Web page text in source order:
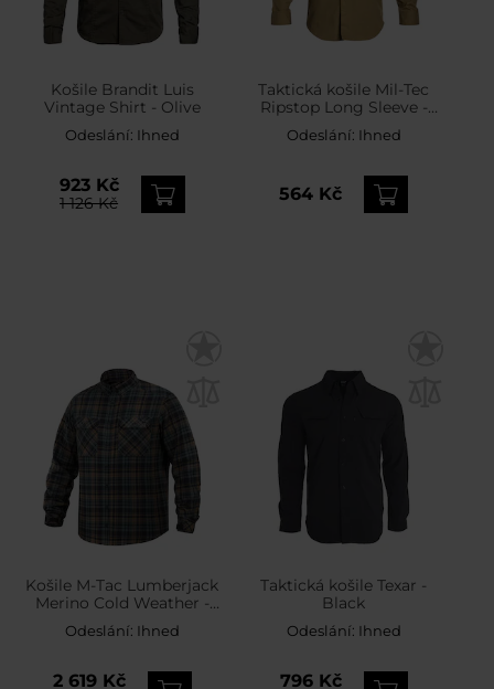
Košile Brandit Luis
Vintage Shirt - Olive
Odeslání: Ihned
923 Kč
1 126 Kč
Taktická košile Mil-Tec
Ripstop Long Sleeve -
Coyote
Odeslání: Ihned
564 Kč
Košile M-Tac Lumberjack
Merino Cold Weather -
Blue/Yellow
Odeslání: Ihned
2 619 Kč
Taktická košile Texar -
Black
Odeslání: Ihned
796 Kč